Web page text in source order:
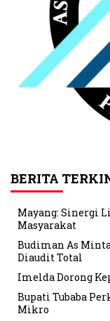
BERITA
Mayang: Sinergi
Masyarakat
Budiman As
Diaudit Total
Imelda Dorong
Bupati Tubaba
Mikro